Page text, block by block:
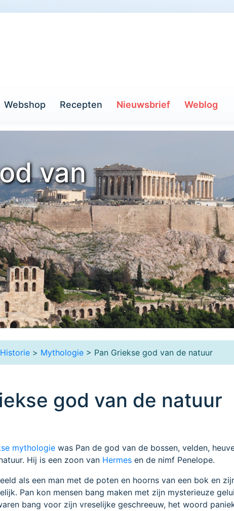
Webshop Recepten Nieuwsbrief Weblog
van
Historie > Mythologie > Pan Griekse god van de natuur
god van de natuur
mythologie was Pan de god van de bossen, velden,
Hij is een zoon van Hermes en de nimf Penelope.
als een man met de poten en hoorns van een bok en
Pan kon mensen bang maken met zijn mysterieuze
bang voor zijn vreselijke geschreeuw, het woord